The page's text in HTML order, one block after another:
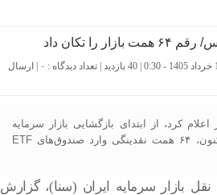
۰
| ارسال
کرد، از ابتدای بازگشایی بازار سرمایه
پس از جنگ تحمیلی سوم تاکنون، ۶۴ همت نقدینگی وارد صندوق‌های ETF
نقل بازار سرمایه ایران (سنا)، گزارش